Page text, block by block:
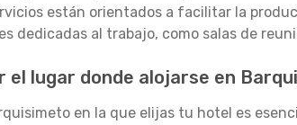
están orientados a facilitar la
dedicadas al trabajo, como salas de
el lugar donde alojarse en
en la que elijas tu hotel es